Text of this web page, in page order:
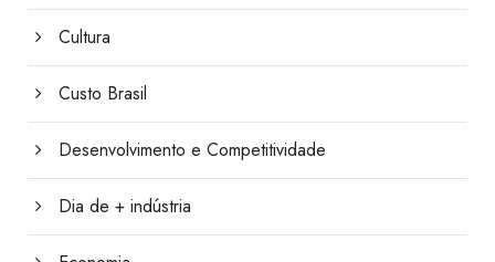
Cultura
Custo Brasil
Desenvolvimento e Competitividade
Dia de + indústria